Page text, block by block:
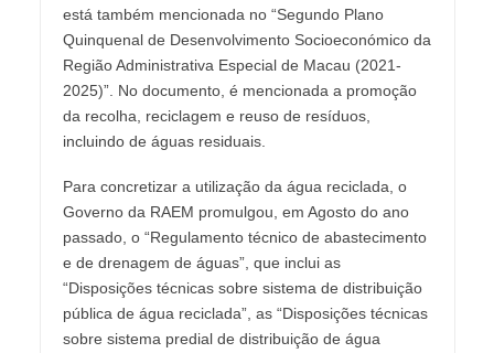
está também mencionada no “Segundo Plano
Quinquenal de Desenvolvimento Socioeconómico da
Região Administrativa Especial de Macau (2021-
2025)”. No documento, é mencionada a promoção
da recolha, reciclagem e reuso de resíduos,
incluindo de águas residuais.
Para concretizar a utilização da água reciclada, o
Governo da RAEM promulgou, em Agosto do ano
passado, o “Regulamento técnico de abastecimento
e de drenagem de águas”, que inclui as
“Disposições técnicas sobre sistema de distribuição
pública de água reciclada”, as “Disposições técnicas
sobre sistema predial de distribuição de água